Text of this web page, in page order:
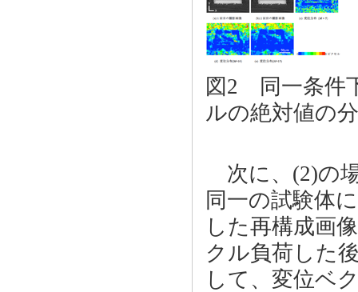
図2 同一条件
ルの絶対値の
次に、(2)の
同一の試験体
した再構成画
クル負荷した
して、変位ベ